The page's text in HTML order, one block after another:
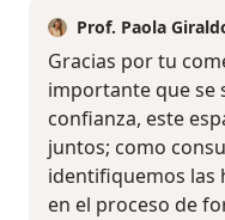
Prof. Paola
Gracias por tu
importante que se
confianza, este
juntos; como
identifiquemos las
en el proceso de